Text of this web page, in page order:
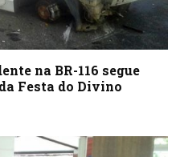
na BR-116 segue
Festa do Divino